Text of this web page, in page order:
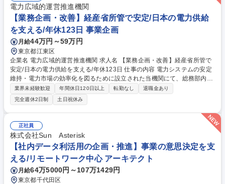
電力広域的運営推進機関
【業務企画・改善】経産省所管で安定/日本の電力供給
を支える/年休123日 事業企画
月給44万円～59万円
東京都江東区
企業名 電力広域的運営推進機関 求人名 【業務企画・改善】経産省所管で
安定/日本の電力供給を支える/年休123日 仕事の内容 電力システムの安定
維持・電力市場の効率化を図るために設立された当機関にて、総務部内(7
0名規模)にある複数グループでの業務に関して、各グループを横断した課
題解決、業務整理や業務改善をお任せいたします。 部長の右腕として、主
体的に機関全体の整備を推進いただきたいポジションです。【具体的に
は】■他部署を含めた組織全体の業務整理・改善■事業企画及び戦略企画の
立案～実行■就業環境、社内インフラ等の整備企画・運用■役員・省庁から
の依頼事項対応 等 募集職種 【業務企画・改善】経産省所管で安定/日本の
電力供給を支える/年休123日
業界未経験歓迎 年間休日120日以上 転勤なし
退職金あり
完全週休2日制
土日祝休み
正社員
株式会社Sun Asterisk
【社内データ利活用の企画・推進】事業の意思決定を支
える/リモートワーク中心 アーキテクト
月給64万5000円～107万1429円
東京都千代田区